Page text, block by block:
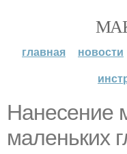
главная новости
Нанесение
маленьких